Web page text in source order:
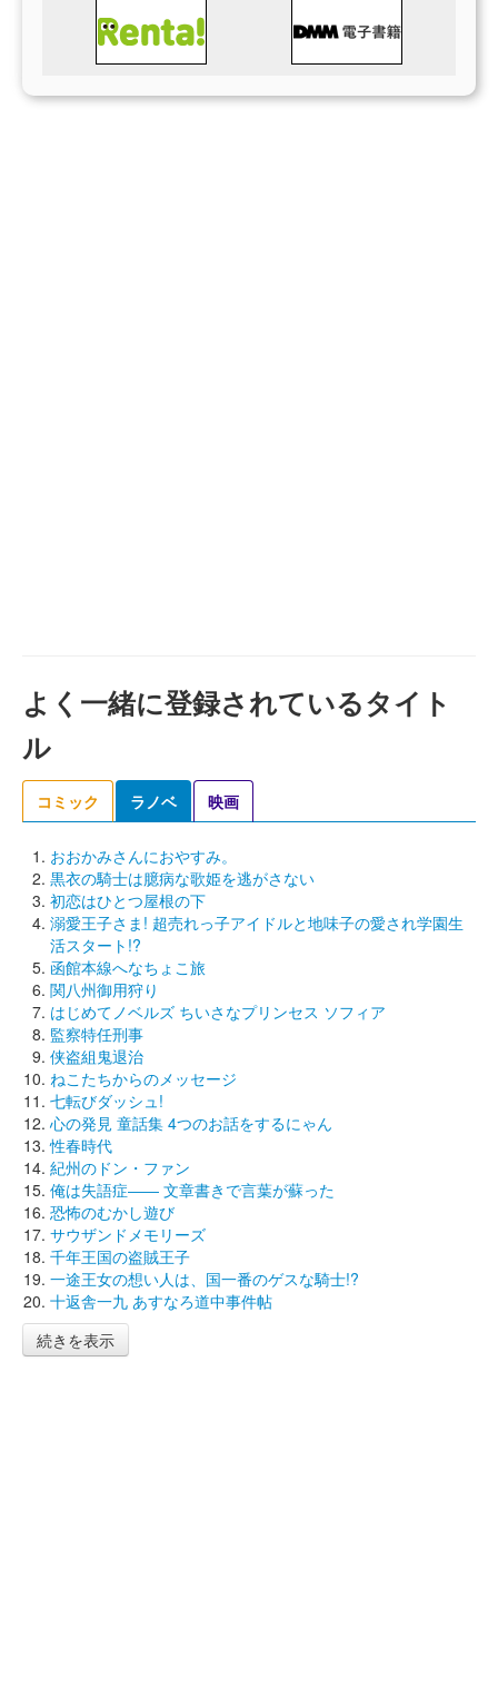
よく一緒に登録されているタイト
ル
コミック ラノベ 映画
おおかみさんにおやすみ。
黒衣の騎士は臆病な歌姫を逃がさない
初恋はひとつ屋根の下
溺愛王子さま! 超売れっ子アイドルと地味子の愛され学園生
活スタート!?
函館本線へなちょこ旅
関八州御用狩り
はじめてノベルズ ちいさなプリンセス ソフィア
監察特任刑事
侠盗組鬼退治
ねこたちからのメッセージ
七転びダッシュ!
心の発見 童話集 4つのお話をするにゃん
性春時代
紀州のドン・ファン
俺は失語症―― 文章書きで言葉が蘇った
恐怖のむかし遊び
サウザンドメモリーズ
千年王国の盗賊王子
一途王女の想い人は、国一番のゲスな騎士!?
十返舎一九 あすなろ道中事件帖
続きを表示